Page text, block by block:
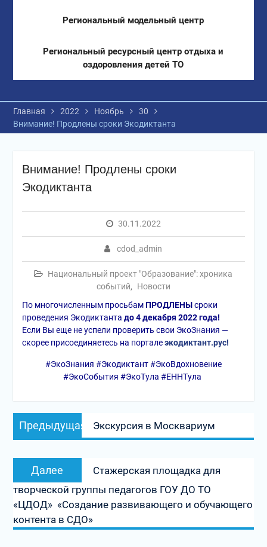
Региональный модельный центр
Региональный ресурсный центр отдыха и
оздоровления детей ТО
Главная 2022 Ноябрь
30
Внимание! Продлены сроки Экодиктанта
Внимание! Продлены сроки
Экодиктанта
30.11.2022
cdod_admin
Национальный проект "Образование": хроника
событий,
Новости
По многочисленным просьбамПРОДЛЕНЫсроки
проведения Экодиктанта до 4 декабря 2022 года!
Если Вы еще не успели проверить свои ЭкоЗнания —
скорее присоединяетесь на портале экодиктант.рус!
#ЭкоЗнания #Экодиктант #ЭкоВдохновение
#ЭкоСобытия #ЭкоТула #ЕННТула
Навигация
по
Предыдущая
запись:
Экскурсия в Москвариум
Далее
запись:
Стажерская площадка для
творческой группы педагогов ГОУ ДО ТО
«ЦДОД» «Создание развивающего и обучающего
контента в СДО»